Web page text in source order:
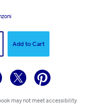
Add to Cart
may not meet accessibility